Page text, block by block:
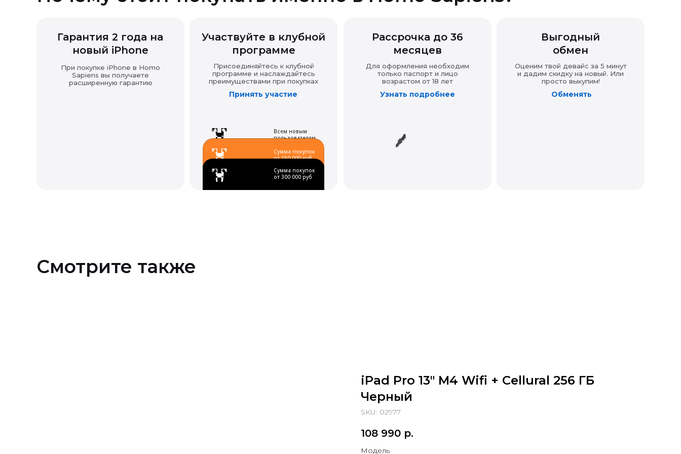
Выгодный
обмен
Рассрочка до 36
месяцев
Участвуйте в клубной
программе
Гарантия 2 года на
новый iPhone
Принять участие Узнать подробнее Обменять
При покупке iPhone в Homo
Sapiens вы получаете
расширенную гарантию
Присоединяйтесь к клубной
программе и наслаждайтесь
преимуществами при покупках
Для оформления необходим
только паспорт и лицо
возрастом от 18 лет
Оценим твой девайс за 5 минут
и дадим скидку на новый. Или
просто выкупим!
Всем новым
пользователям
Сумма покупок
от 150 000 руб
Сумма покупок
от 300 000 руб
Смотрите также
iPad Pro 13" M4 Wifi + Cellural 256 ГБ
Черный
SKU: 02977
108 990 р.
Модель